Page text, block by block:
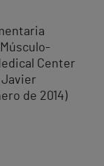
Center
Javier
de 2014)